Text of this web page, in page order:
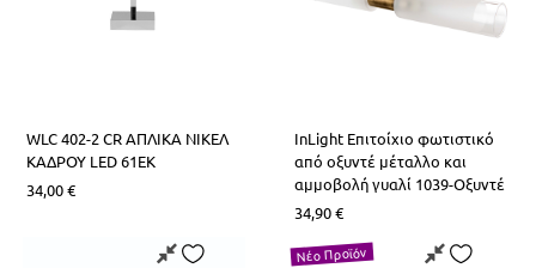
WLC 402-2 CR ΑΠΛΙΚΑ ΝΙΚΕΛ
ΚΑΔΡΟΥ LED 61EK
34,00€
InLight Επιτοίχιο φωτιστικό
από οξυντέ μέταλλο και
αμμοβολή γυαλί 1039-Οξυντέ
34,90€
Νέο Προϊόν